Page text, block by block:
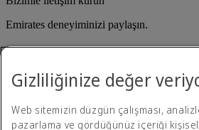
Emirates deneyiminizi paylaşın.
Gizliliğinize değer
Web sitemizin düzgün çalışması,
pazarlama ve gördüğünüz içeriği